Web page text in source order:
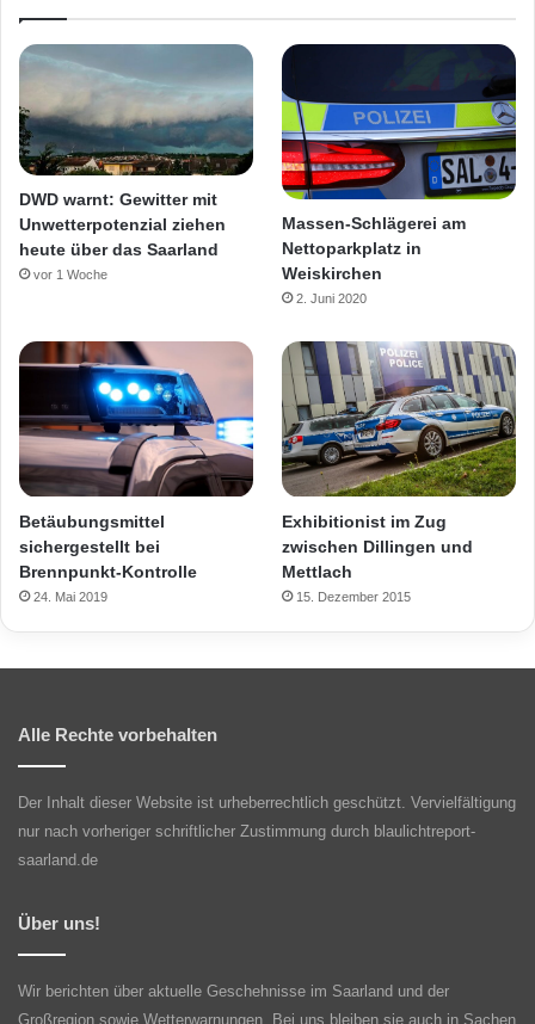
DWD warnt: Gewitter mit
Unwetterpotenzial ziehen
heute über das Saarland
vor 1 Woche
Massen-Schlägerei am
Nettoparkplatz in
Weiskirchen
2. Juni 2020
Betäubungsmittel
sichergestellt bei
Brennpunkt-Kontrolle
24. Mai 2019
Exhibitionist im Zug
zwischen Dillingen und
Mettlach
15. Dezember 2015
Alle Rechte vorbehalten
Der Inhalt dieser Website ist urheberrechtlich geschützt. Vervielfältigung
nur nach vorheriger schriftlicher Zustimmung durch blaulichtreport-
saarland.de
Über uns!
Wir berichten über aktuelle Geschehnisse im Saarland und der
Großregion sowie Wetterwarnungen. Bei uns bleiben sie auch in Sachen